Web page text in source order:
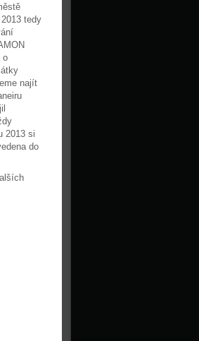
tedy
o
najít
2013 si
do